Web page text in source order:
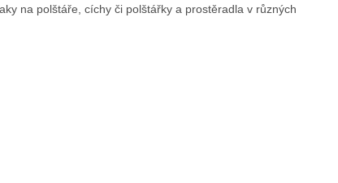
na polštáře, cíchy či polštářky a prostěradla v různých